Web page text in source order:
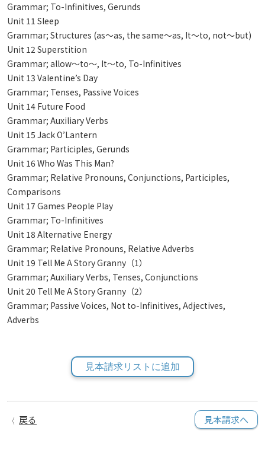
Grammar; To-Infinitives, Gerunds
Unit 11 Sleep
Grammar; Structures (as〜as, the same〜as, It〜to, not〜but)
Unit 12 Superstition
Grammar; allow〜to〜, It〜to, To-Infinitives
Unit 13 Valentine’s Day
Grammar; Tenses, Passive Voices
Unit 14 Future Food
Grammar; Auxiliary Verbs
Unit 15 Jack O’Lantern
Grammar; Participles, Gerunds
Unit 16 Who Was This Man?
Grammar; Relative Pronouns, Conjunctions, Participles,
Comparisons
Unit 17 Games People Play
Grammar; To-Infinitives
Unit 18 Alternative Energy
Grammar; Relative Pronouns, Relative Adverbs
Unit 19 Tell Me A Story Granny（1）
Grammar; Auxiliary Verbs, Tenses, Conjunctions
Unit 20 Tell Me A Story Granny（2）
Grammar; Passive Voices, Not to-Infinitives, Adjectives,
Adverbs
見本請求リストに追加
戻る 見本請求へ